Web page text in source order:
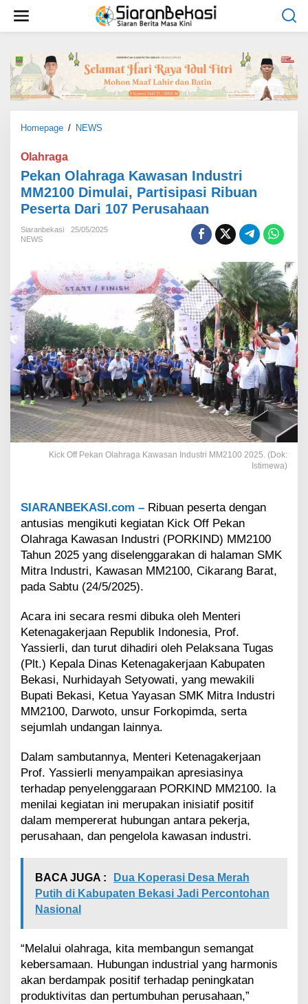
w
Homepage / NEWS
n
O
h
g
a
w
a
s
a
n
I
n
d
u
s
M
2
0
D
i
u
a
i
,
P
a
t
i
i
p
s
i
R
i
a
P
r
t
a
D
Olahraga
Pekan Olahraga Kawasan Industri
MM2100 Dimulai, Partisipasi Ribuan
Peserta Dari 107 Perusahaan
Siaranbekasi
25/05/2025
NEWS
Kick Off Pekan Olahraga Kawasan Industri MM2100 2025. (Dok:
Istimewa)
SIARANBEKASI.com – Ribuan peserta dengan
antusias mengikuti kegiatan Kick Off Pekan
Olahraga Kawasan Industri (PORKIND) MM2100
Tahun 2025 yang diselenggarakan di halaman SMK
Mitra Industri, Kawasan MM2100, Cikarang Barat,
pada Sabtu (24/5/2025).
Acara ini secara resmi dibuka oleh Menteri
Ketenagakerjaan Republik Indonesia, Prof.
Yassierli, dan turut dihadiri oleh Pelaksana Tugas
(Plt.) Kepala Dinas Ketenagakerjaan Kabupaten
Bekasi, Nurhidayah Setyowati, yang mewakili
Bupati Bekasi, Ketua Yayasan SMK Mitra Industri
MM2100, Darwoto, unsur Forkopimda, serta
sejumlah undangan lainnya.
Dalam sambutannya, Menteri Ketenagakerjaan
Prof. Yassierli menyampaikan apresiasinya
terhadap penyelenggaraan PORKIND MM2100. Ia
menilai kegiatan ini merupakan inisiatif positif
dalam mempererat hubungan antara pekerja,
perusahaan, dan pengelola kawasan industri.
BACA JUGA :
Dua Koperasi Desa Merah
Putih di Kabupaten Bekasi Jadi Percontohan
Nasional
“Melalui olahraga, kita membangun semangat
kebersamaan. Hubungan industrial yang harmonis
akan berdampak positif terhadap peningkatan
produktivitas dan pertumbuhan perusahaan,”